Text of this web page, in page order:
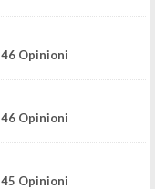
46 Opinioni
46 Opinioni
45 Opinioni